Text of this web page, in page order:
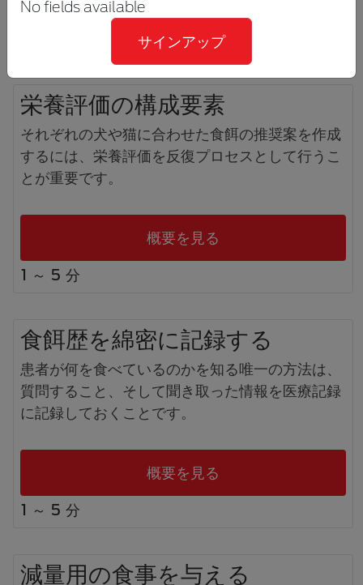
栄養評価の構成要素
それぞれの犬や猫に合わせた食餌の推奨案を作成
するには、栄養評価を反復プロセスとして行うこ
とが重要です。
概要を見る
1 ～ 5 分
食餌歴を綿密に記録する
患者が何を食べているのかを知る唯一の方法は、
質問すること、そして聞き取った情報を医療記録
に記録しておくことです。
概要を見る
1 ～ 5 分
減量用の食事を与える
No fields available
サインアップ